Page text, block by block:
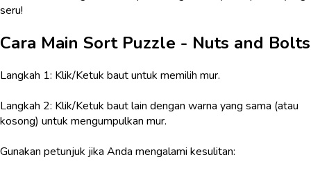
seru!
Cara Main Sort Puzzle - Nuts and Bolts
Langkah 1: Klik/Ketuk baut untuk memilih mur.
Langkah 2: Klik/Ketuk baut lain dengan warna yang sama (atau
kosong) untuk mengumpulkan mur.
Gunakan petunjuk jika Anda mengalami kesulitan: